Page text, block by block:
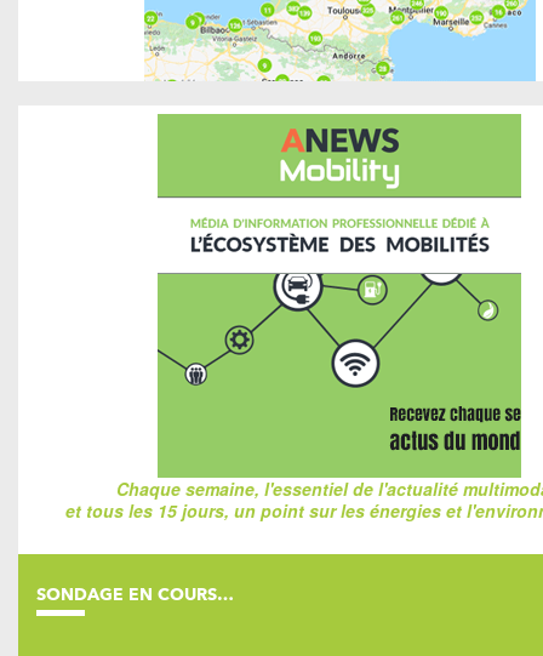
Chaque semaine, l'essentiel de l'actualité
et tous les 15 jours, un point sur les énergies et
SONDAGE EN COURS…